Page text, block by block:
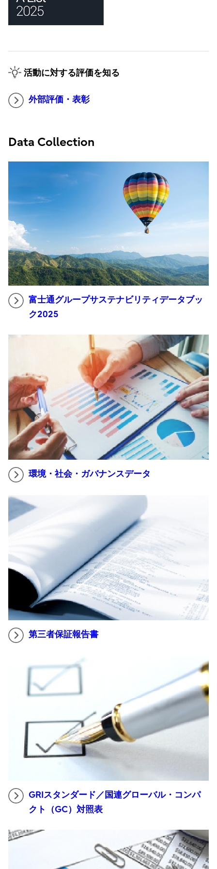
活動に対する評価を知る
外部評価・表彰
Data Collection
富士通グループサステナビリティデータブッ
ク2025
環境・社会・ガバナンスデータ
第三者保証報告書
GRIスタンダード／国連グローバル・コンパ
クト（GC）対照表